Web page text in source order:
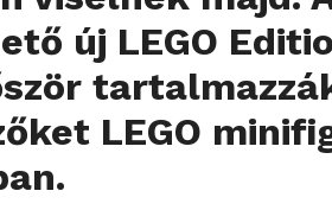
új LEGO
LEGO